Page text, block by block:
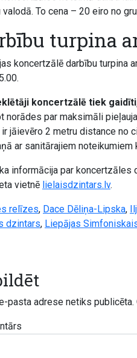
valodā. To cena – 20 eiro no
turpina
koncertzālē darbību turpina
koncertzālē tiek
norādes par maksimāli
jāievēro 2 metru distance no
ar sanitārajiem
informācija par
vietnē lielaisdzintars.lv.
relīzes, Dace Dēliņa-Lipska,
dzintars, Liepājas
pasta adrese netiks publicēta.